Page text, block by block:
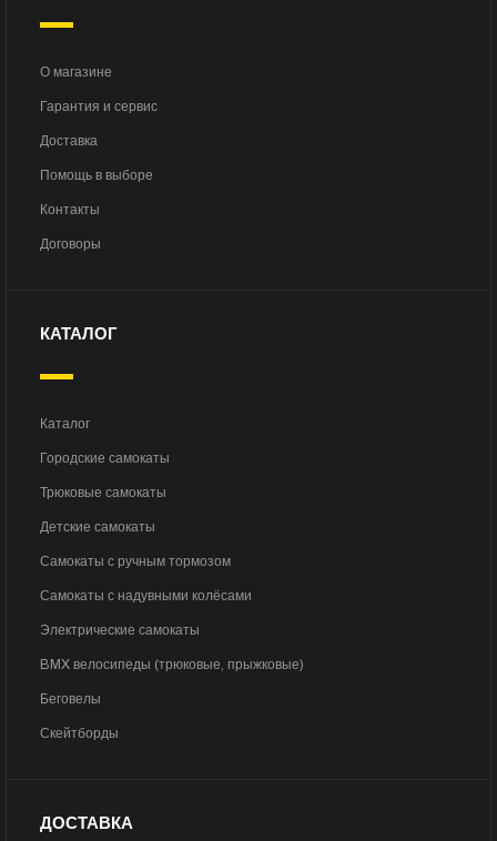
О магазине
Гарантия и сервис
Доставка
Помощь в выборе
Контакты
Договоры
КАТАЛОГ
Каталог
Городские самокаты
Трюковые самокаты
Детские самокаты
Самокаты с ручным тормозом
Самокаты с надувными колёсами
Электрические самокаты
BMX велосипеды (трюковые, прыжковые)
Беговелы
Скейтборды
ДОСТАВКА